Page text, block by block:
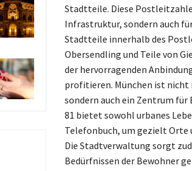
Stadtteile. Diese
Infrastruktur, sondern auch
Stadtteile innerhalb des
Obersendling und Teile von
der hervorragenden
profitieren. München ist nicht
sondern auch ein Zentrum für
81 bietet sowohl urbanes
Telefonbuch, um gezielt Orte
Die Stadtverwaltung sorgt
Bedürfnissen der Bewohner